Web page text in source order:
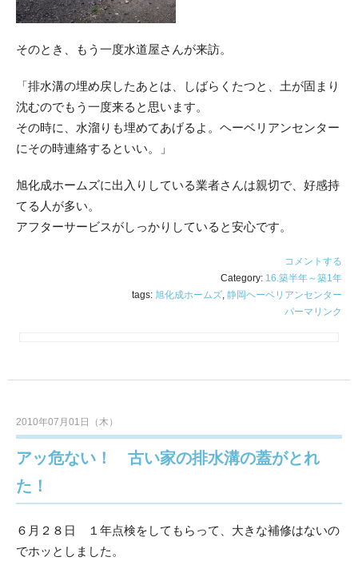
そのとき、もう一度水道屋さんが来訪。
「排水溝の埋め戻したあとは、しばらくたつと、土が固まり
沈むのでもう一度来ると思います。
その時に、水溜りも埋めてあげるよ。ヘーベリアンセンター
にその時連絡するといい。」
旭化成ホームズに出入りしている業者さんは親切で、好感持
てる人が多い。
アフターサービスがしっかりしていると安心です。
コメントする
Category: 16.築半年～築1年
tags: 旭化成ホームズ, 静岡ヘーベリアンセンター
パーマリンク
2010年07月01日（木）
アッ危ない！ 古い家の排水溝の蓋がとれ
た！
６月２８日 １年点検をしてもらって、大きな補修はないの
でホッとしました。